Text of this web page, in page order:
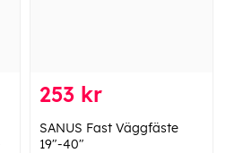
253 kr
SANUS Fast Väggfäste
19"-40"